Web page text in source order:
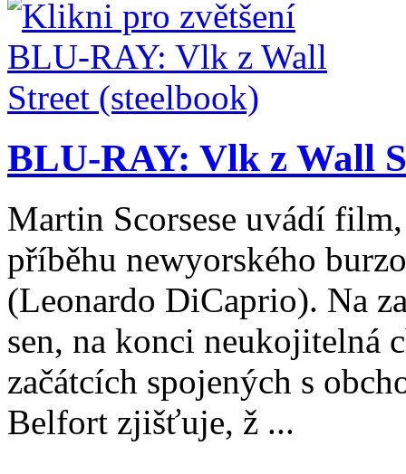
BLU-RAY: Vlk z Wall
Martin Scorsese uvádí
příběhu newyorského
(Leonardo DiCaprio). Na
sen, na konci neukojitelná
začátcích spojených s
Belfort zjišťuje, ž ...